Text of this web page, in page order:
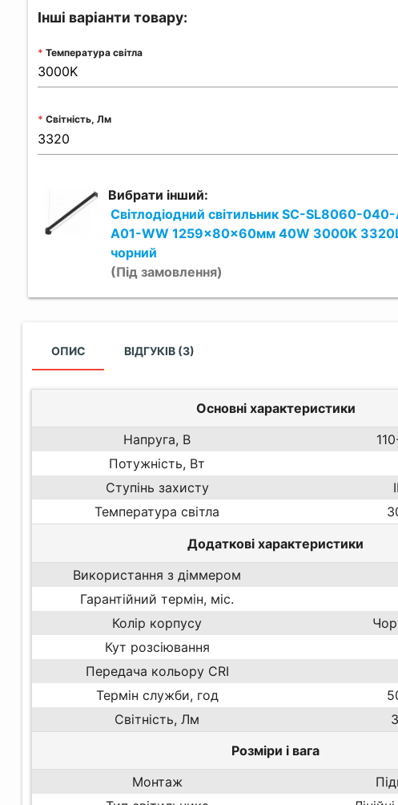
Інші варіанти товару:
Температура світла
Світність, Лм
Вибрати інший:
Світлодіодний світильник SC-SL8060-
A01-WW 1259x80x60мм 40W 3000K
чорний
(Під замовлення)
ОПИС ВІДГУКІВ (3)
Основні характеристики
Напруга, В
Потужність, Вт
Ступінь захисту
Температура світла
Додаткові характеристики
Використання з діммером
Гарантійний термін, міс.
Колір корпусу
Кут розсіювання
Передача кольору CRI
Термін служби, год
Світність, Лм
Розміри і вага
Монтаж